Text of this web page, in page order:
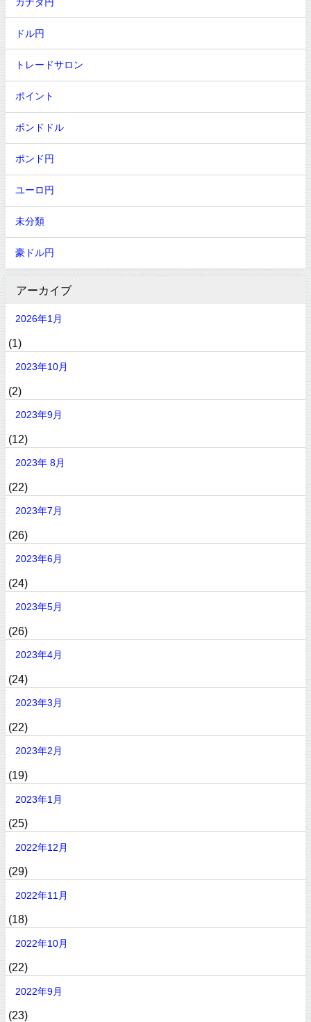
カナダ円
ドル円
トレードサロン
ポイント
ポンドドル
ポンド円
ユーロ円
未分類
豪ドル円
アーカイブ
2026年1月
(1)
2023年10月
(2)
2023年9月
(12)
2023年 8月
(22)
2023年7月
(26)
2023年6月
(24)
2023年5月
(26)
2023年4月
(24)
2023年3月
(22)
2023年2月
(19)
2023年1月
(25)
2022年12月
(29)
2022年11月
(18)
2022年10月
(22)
2022年9月
(23)